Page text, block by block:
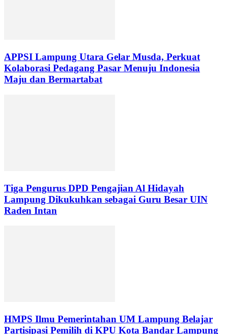
APPSI Lampung Utara Gelar Musda, Perkuat
Kolaborasi Pedagang Pasar Menuju Indonesia
Maju dan Bermartabat
Tiga Pengurus DPD Pengajian Al Hidayah
Lampung Dikukuhkan sebagai Guru Besar UIN
Raden Intan
HMPS Ilmu Pemerintahan UM Lampung Belajar
Partisipasi Pemilih di KPU Kota Bandar Lampung